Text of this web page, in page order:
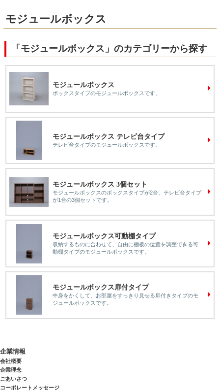
モジュールボックス
「モジュールボックス」のカテゴリーから探す
モジュールボックス
ボックスタイプのモジュールボックスです。
モジュールボックス テレビ台タイプ
テレビ台タイプのモジュールボックスです。
モジュールボックス 3個セット
モジュールボックスのボックスタイプが2台、テレビ台タイプ
が1台の3個セットです。
モジュールボックス可動棚タイプ
収納するものに合わせて、自由に棚板の位置を調整できる可
動棚タイプのモジュールボックスです。
モジュールボックス扉付タイプ
中身をかくして、お部屋をすっきり見せる扉付きタイプのモ
ジュールボックスです。
企業情報
会社概要
企業理念
ごあいさつ
コーポレートメッセージ